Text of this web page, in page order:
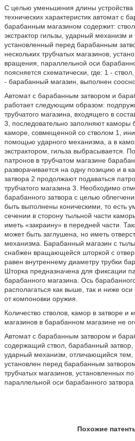
С целью уменьшения длины устройства
технических характеристик автомат с
барабанным магазином содержит:
экстрактор гильзы, ударный механизм
установленный перед барабанным
нескольких трубчатых магазинов,
вращения, параллельной оси
поясняется схематически, где: 1 -
- барабанный магазин, выполнен
Автомат с барабанным затвором и
работает следующим образом:
трубчатого магазина, входящего в
3, последовательно заполняют каморы
каморе, совмещенной со стволом 1,
помощью ударного механизма, а в
экстрактором, гильза выбрасывается.
патронов в трубчатом магазине
разворачивается на одну позицию и в
затвора 2 продолжают подаваться
трубчатого магазина 3. Необходимо
барабанного затвора с целью
быть выполнены коническими, то есть
сечении в сторону тыльной части
иметь «закраину» в передней части.
может быть заглушена, но иметь
механизма. Барабанный магазин с
снабжен вращающейся шторкой с
равен внутреннему диаметру трубки
Шторка предназначена для фиксации
барабанного магазина. Ось
располагаться как выше, так и ниже
от компоновки оружия.
Количество стволов, камор в затворе и
магазинов в барабанном магазине не
Автомат с барабанным затвором и
содержащий ствол, барабанный затвор,
ударный механизм, отличающийся тем,
установлен перед барабанным
трубчатых магазинов, установленных
параллельной оси барабанного затвора
Похожие